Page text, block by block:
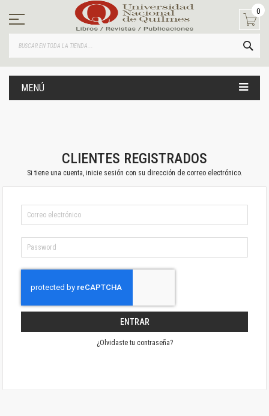
contenido
0
MENÚ
CLIENTES REGISTRADOS
Si tiene una cuenta, inicie sesión con su dirección de correo electrónico.
ENTRAR
¿Olvidaste tu contraseña?